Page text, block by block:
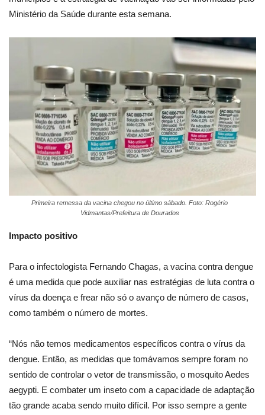
Ministério da Saúde durante esta semana.
Primeira remessa da vacina chegou no último sábado. Foto: Rogério
Vidmantas/Prefeitura de Dourados
Impacto positivo
Para o infectologista Fernando Chagas, a vacina contra dengue
é uma medida que pode auxiliar nas estratégias de luta contra o
vírus da doença e frear não só o avanço de número de casos,
como também o número de mortes.
“Nós não temos medicamentos específicos contra o vírus da
dengue. Então, as medidas que tomávamos sempre foram no
sentido de controlar o vetor de transmissão, o mosquito Aedes
aegypti. E combater um inseto com a capacidade de adaptação
tão grande acaba sendo muito difícil. Por isso sempre a gente